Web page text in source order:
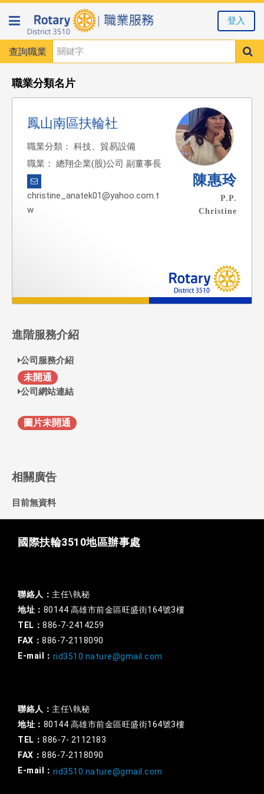
查詢職業
登入
職業分類名片
鳳山南區扶輪社
職業分類： 科技、貿易設備
職業： 總翔企業(股)公司 副董事長
christine_anatek01@yahoo.com.t
w
陳惠玲
P.P.
Christine
進階服務介紹
公司服務介紹
未開通
公司網站連結
圖片未開通
相關廣告
目前無資料
國際扶輪3510地區辦事處
聯絡人： 主任\執秘
地址： 80144 高雄市前金區旺盛街164號3樓
TEL： 886-7-2414259
FAX： 886-7-2118090
E-mail： rid3510.nature@gmail.com
聯絡人： 主任\執秘
地址： 80144 高雄市前金區旺盛街164號3樓
TEL： 886-7- 2112183
FAX： 886-7-2118090
E-mail： rid3510.nature@gmail.com